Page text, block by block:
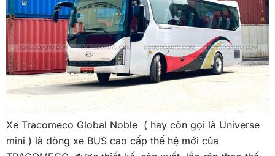
Xe Tracomeco Global Noble ( hay còn gọi là Universe
mini ) là dòng xe BUS cao cấp thế hệ mới của